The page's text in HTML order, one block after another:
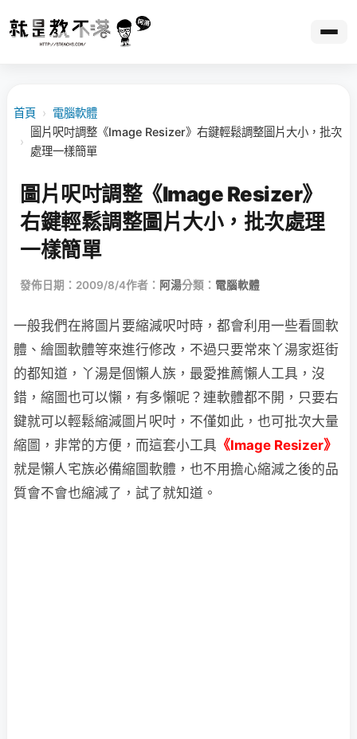
首頁 › 電腦軟體
›
圖片呎吋調整《Image Resizer》右鍵輕鬆調整圖片大小，批次
處理一樣簡單
圖片呎吋調整《Image Resizer》
右鍵輕鬆調整圖片大小，批次處理
一樣簡單
發佈日期：2009/8/4作者： 阿湯分類： 電腦軟體
一般我們在將圖片要縮減呎吋時，都會利用一些看圖軟
體、繪圖軟體等來進行修改，不過只要常來丫湯家逛街
的都知道，丫湯是個懶人族，最愛推薦懶人工具，沒
錯，縮圖也可以懶，有多懶呢？連軟體都不開，只要右
鍵就可以輕鬆縮減圖片呎吋，不僅如此，也可批次大量
縮圖，非常的方便，而這套小工具 《Image Resizer》
就是懶人宅族必備縮圖軟體，也不用擔心縮減之後的品
質會不會也縮減了，試了就知道。